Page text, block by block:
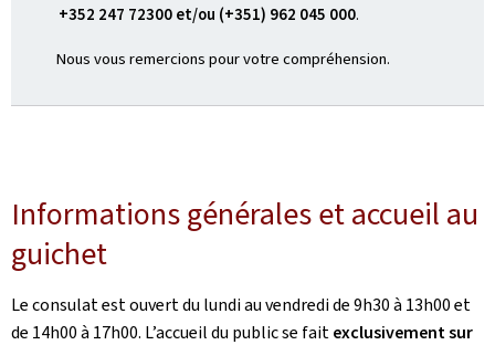
+352 247 72300 et/ou (+351) 962 045 000.
Nous vous remercions pour votre compréhension.
Informations générales et accueil au
guichet
Le consulat est ouvert du lundi au vendredi de 9h30 à 13h00 et
de 14h00 à 17h00. L’accueil du public se faitexclusivement sur